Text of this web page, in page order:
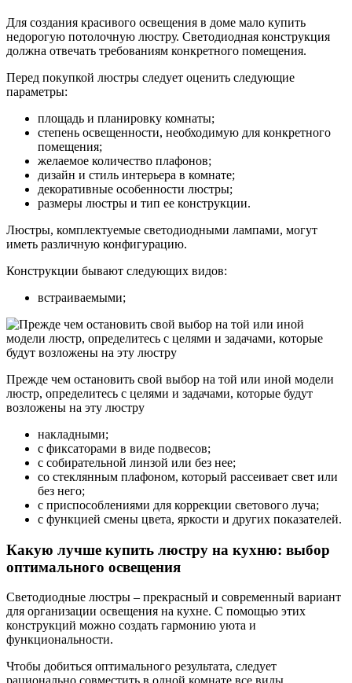
Для создания красивого освещения в доме мало купить
недорогую потолочную люстру. Светодиодная конструкция
должна отвечать требованиям конкретного помещения.
Перед покупкой люстры следует оценить следующие
параметры:
площадь и планировку комнаты;
степень освещенности, необходимую для конкретного
помещения;
желаемое количество плафонов;
дизайн и стиль интерьера в комнате;
декоративные особенности люстры;
размеры люстры и тип ее конструкции.
Люстры, комплектуемые светодиодными лампами, могут
иметь различную конфигурацию.
Конструкции бывают следующих видов:
встраиваемыми;
Прежде чем остановить свой выбор на той или иной модели
люстр, определитесь с целями и задачами, которые будут
возложены на эту люстру
накладными;
с фиксаторами в виде подвесов;
с собирательной линзой или без нее;
со стеклянным плафоном, который рассеивает свет или
без него;
с приспособлениями для коррекции светового луча;
с функцией смены цвета, яркости и других показателей.
Какую лучше купить люстру на кухню: выбор
оптимального освещения
Светодиодные люстры – прекрасный и современный вариант
для организации освещения на кухне. С помощью этих
конструкций можно создать гармонию уюта и
функциональности.
Чтобы добиться оптимального результата, следует